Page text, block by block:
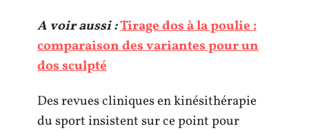
A voir aussi :Tirage dos à la poulie :
comparaison des variantes pour un
dos sculpté
Des revues cliniques en kinésithérapie
du sport insistent sur ce point pour